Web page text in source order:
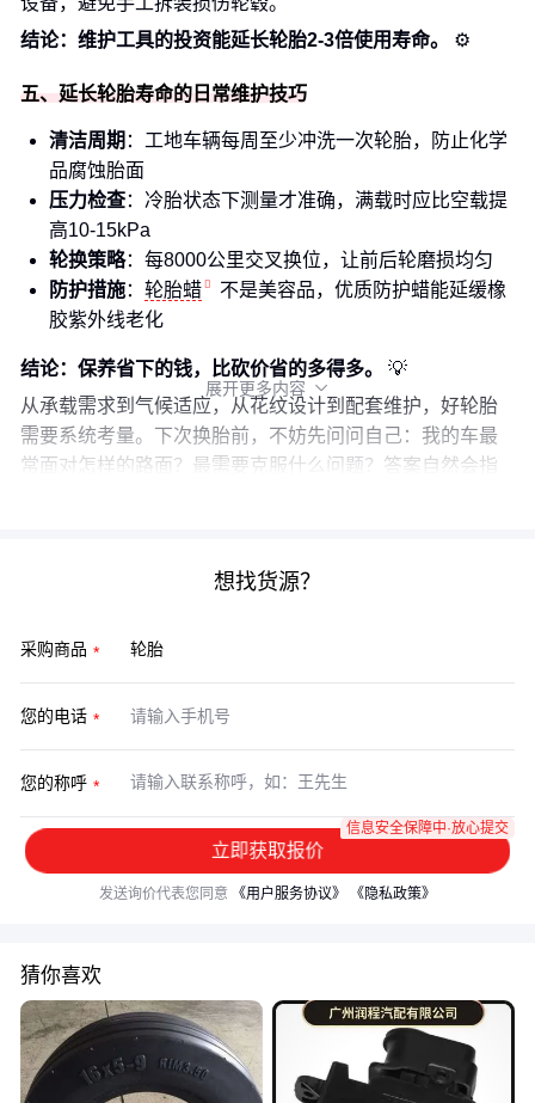
结论：维护工具的投资能延长轮胎2-3倍使用寿命。
⚙️
五、延长轮胎寿命的日常维护技巧
清洁周期 ：工地车辆每周至少冲洗一次轮胎，防止化学
品腐蚀胎面
压力检查：冷胎状态下测量才准确，满载时应比空载提
高10-15kPa
轮换策略：每8000公里交叉换位，让前后轮磨损均匀
防护措施： 轮胎蜡
不是美容品，优质防护蜡能延缓橡
胶紫外线老化
结论：保养省下的钱，比砍价省的多得多。
💡
从承载需求到气候适应，从花纹设计到配套维护，好轮胎
需要系统考量。下次换胎前，不妨先问问自己：我的车最
常面对怎样的路面？最需要克服什么问题？答案自然会指
展开更多内容 
想找货源？
采购商品
您的电话
您的称呼
立即获取报价
信息安全保障中·放心提交
发送询价代表您同意 《用户服务协议》 《隐私政策》
猜你喜欢